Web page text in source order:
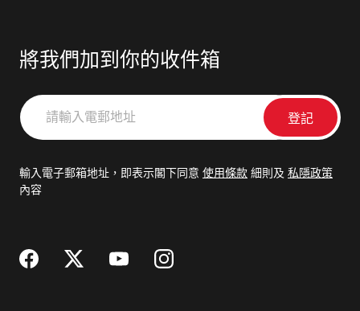
將我們加到你的收件箱
請
輸
郵
輸入電子郵箱地址，即表示閣下同意 使用條款 細則及 私隱政策
內容